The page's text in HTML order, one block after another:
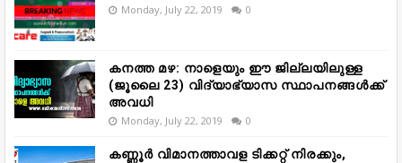
Monday, July 22, 2019 0
കനത്ത മഴ: നാളെയും ഈ ജില്ലയിലുള്ള
(ജൂലൈ 23) വിദ്യാഭ്യാസ സ്ഥാപനങ്ങൾക്ക്
അവധി
Monday, July 22, 2019 0
കണ്ണൂർ വിമാനത്താവള ടിക്കറ്റ് നിരക്കും,